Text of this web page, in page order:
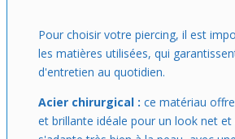
Pour choisir votre piercing, il est
les matières utilisées, qui
d'entretien au quotidien.
Acier chirurgical : ce matériau
et brillante idéale pour un look net